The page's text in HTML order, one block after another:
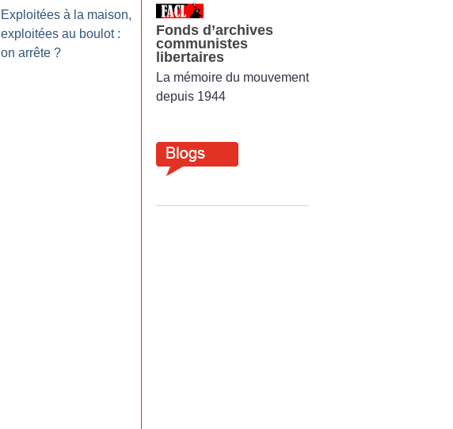
Exploitées à la maison,
exploitées au boulot :
on arrête ?
Fonds d’archives
communistes
libertaires
La mémoire du mouvement
depuis 1944